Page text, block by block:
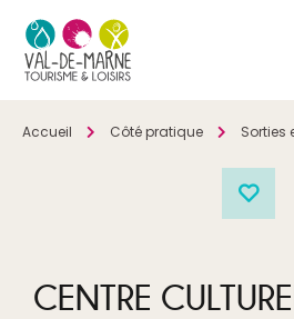
Accueil Côté pratique Sorties
CENTRE